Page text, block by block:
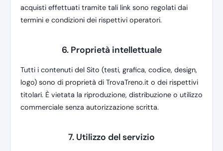
acquisti effettuati tramite tali link sono regolati dai
termini e condizioni dei rispettivi operatori.
6. Proprietà intellettuale
Tutti i contenuti del Sito (testi, grafica, codice, design,
logo) sono di proprietà di TrovaTreno.it o dei rispettivi
titolari. È vietata la riproduzione, distribuzione o utilizzo
commerciale senza autorizzazione scritta.
7. Utilizzo del servizio